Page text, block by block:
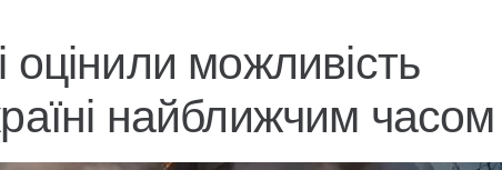
можливість
найближчим часом